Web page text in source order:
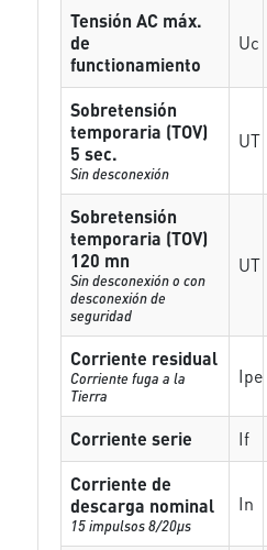
Tensión AC máx.
de
functionamiento
Uc
Sobretensión
temporaria (TOV)
5 sec.
Sin desconexión
UT
Sobretensión
temporaria (TOV)
120 mn
Sin desconexión o con
desconexión de
seguridad
UT
Corriente residual
Corriente fuga a la
Tierra
Ipe
Corriente serie If
Corriente de
descarga nominal
15 impulsos 8/20µs
In